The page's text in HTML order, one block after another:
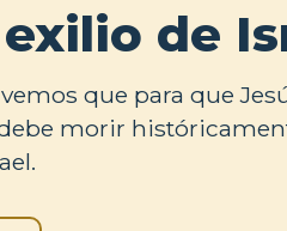
de
que para que
morir